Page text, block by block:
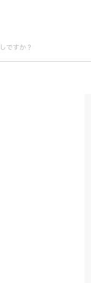
絵シリーズアクリルスタンド 対ホ